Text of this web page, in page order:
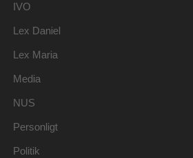
IVO
Lex Daniel
Lex Maria
Media
NUS
Personligt
Politik